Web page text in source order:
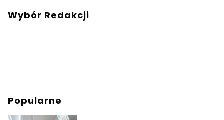
Wybór Redakcji
Popularne